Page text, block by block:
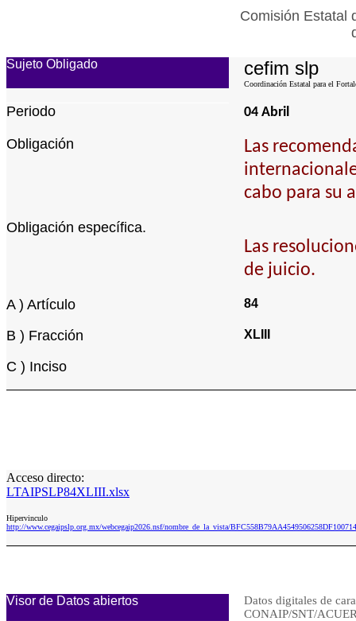
Comisión Estatal
Sujeto Obligado cefim slp
Coordinación Estatal para el
Periodo 04 Abril
Obligación
Las
cabo para su
Obligación específica.
Las
de juicio.
A ) Artículo 84
B ) Fracción XLIII
C ) Inciso
Acceso directo:
LTAIPSLP84XLIII.xlsx
Hipervinculo
http://www.cegaipslp.org.mx/webcegaip2026.nsf/nombre_de_la_vista/
Visor de Datos abiertos
Datos digitales de
CONAIP/SNT/